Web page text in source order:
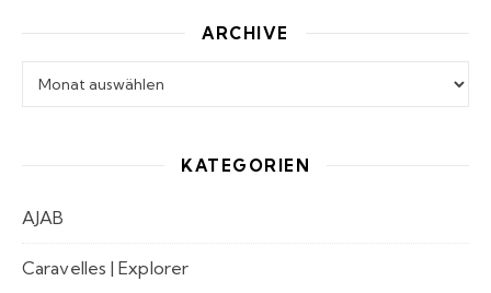
ARCHIVE
KATEGORIEN
AJAB
Caravelles | Explorer